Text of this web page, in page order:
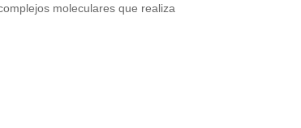
moleculares que realiza